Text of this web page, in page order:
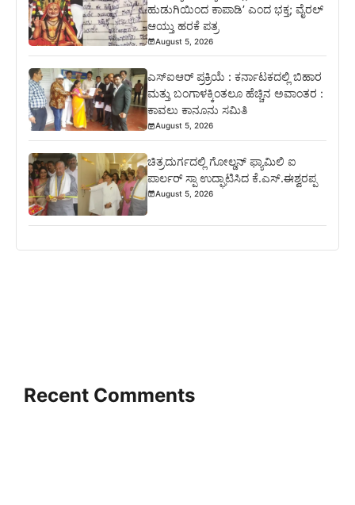
ಹುಡುಗಿಯಿಂದ ಕಾಪಾಡಿ’ ಎಂದ ಭಕ್ತ; ವೈರಲ್
ಆಯ್ತು ಹರಕೆ ಪತ್ರ
August 5, 2026
ಎಸ್‍ಐಆರ್ ಪ್ರಕ್ರಿಯೆ : ಕರ್ನಾಟಕದಲ್ಲಿ ಬಿಹಾರ
ಮತ್ತು ಬಂಗಾಳಕ್ಕಿಂತಲೂ ಹೆಚ್ಚಿನ ಅವಾಂತರ :
ಕಾವಲು ಕಾನೂನು ಸಮಿತಿ
August 5, 2026
ಚಿತ್ರದುರ್ಗದಲ್ಲಿ ಗೋಲ್ಡನ್ ಫ್ಯಾಮಿಲಿ ಐ
ಪಾರ್ಲರ್ ಸ್ಪಾ ಉದ್ಘಾಟಿಸಿದ ಕೆ.ಎಸ್.ಈಶ್ವರಪ್ಪ
August 5, 2026
Recent Comments